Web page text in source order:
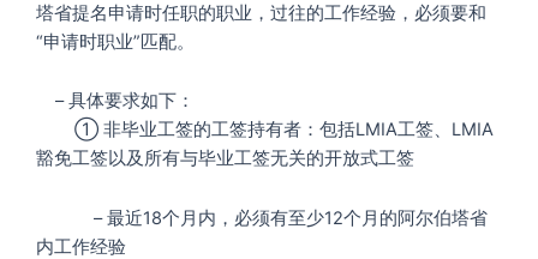
塔省提名申请时任职的职业，过往的工作经验，必须要和
“申请时职业”匹配。
– 具体要求如下：
① 非毕业工签的工签持有者：包括LMIA工签、LMIA
豁免工签以及所有与毕业工签无关的开放式工签
– 最近18个月内，必须有至少12个月的阿尔伯塔省
内工作经验